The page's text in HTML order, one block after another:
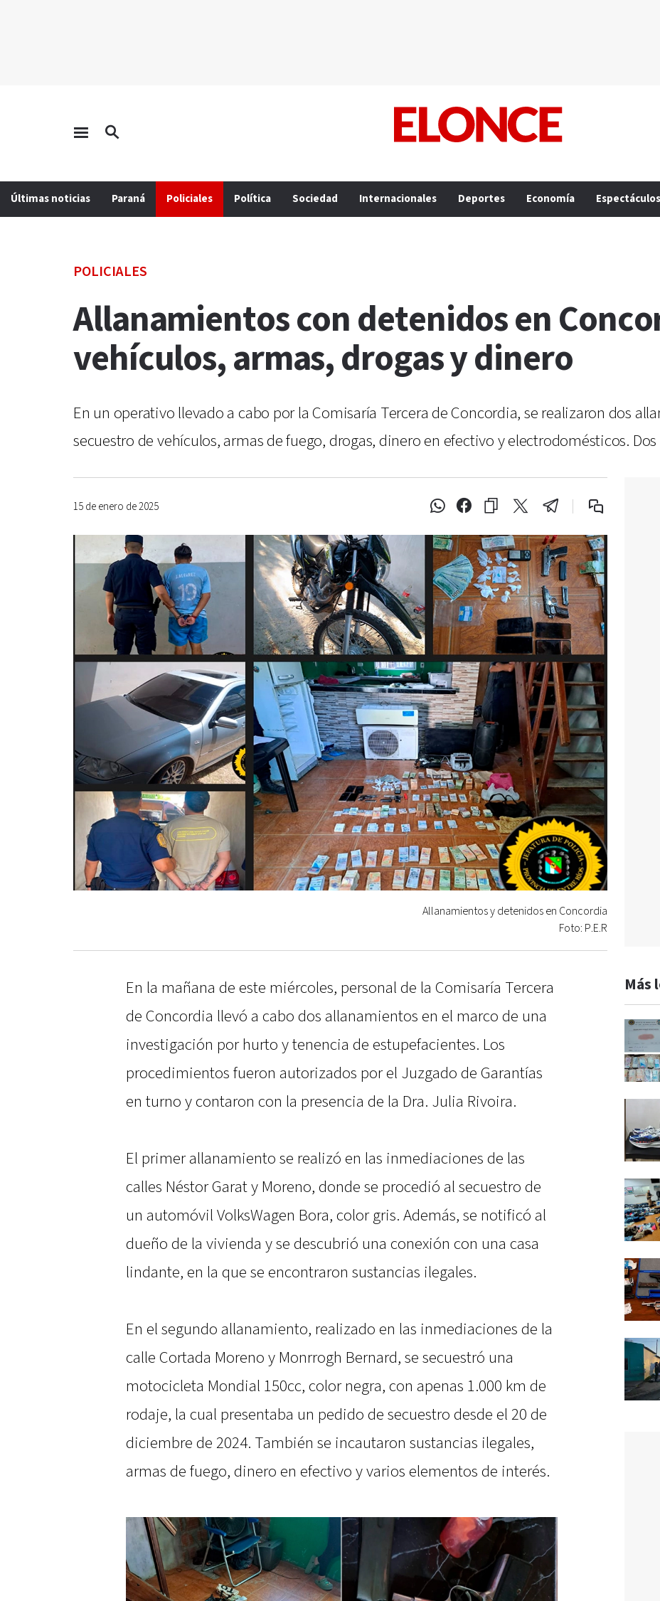
Últimas noticias Paraná Policiales Política Sociedad Internacionales Deportes Economía Espectáculos
POLICIALES
Allanamientos con detenidos en
vehículos, armas, drogas y dinero
En un operativo llevado a cabo por la Comisaría Tercera de Concordia, se realizaron dos
secuestro de vehículos, armas de fuego, drogas, dinero en efectivo y electrodomésticos.
15 de enero de 2025
Allanamientos y detenidos en Concordia
Foto: P.E.R
En la mañana de este miércoles, personal de la Comisaría Tercera
de Concordia llevó a cabo dos allanamientos en el marco de una
investigación por hurto y tenencia de estupefacientes. Los
procedimientos fueron autorizados por el Juzgado de Garantías
en turno y contaron con la presencia de la Dra. Julia Rivoira.
El primer allanamiento se realizó en las inmediaciones de las
calles Néstor Garat y Moreno, donde se procedió al secuestro de
un automóvil VolksWagen Bora, color gris. Además, se notificó al
dueño de la vivienda y se descubrió una conexión con una casa
lindante, en la que se encontraron sustancias ilegales.
En el segundo allanamiento, realizado en las inmediaciones de la
calle Cortada Moreno y Monrrogh Bernard, se secuestró una
motocicleta Mondial 150cc, color negra, con apenas 1.000 km de
rodaje, la cual presentaba un pedido de secuestro desde el 20 de
diciembre de 2024. También se incautaron sustancias ilegales,
armas de fuego, dinero en efectivo y varios elementos de interés.
Más